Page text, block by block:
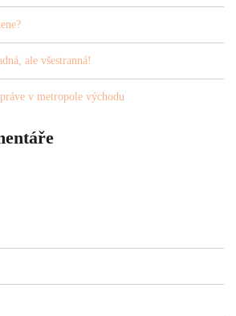
ale všestranná!
v metropole východu